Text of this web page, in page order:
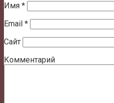
Имя *
Email *
Сайт
Комментарий